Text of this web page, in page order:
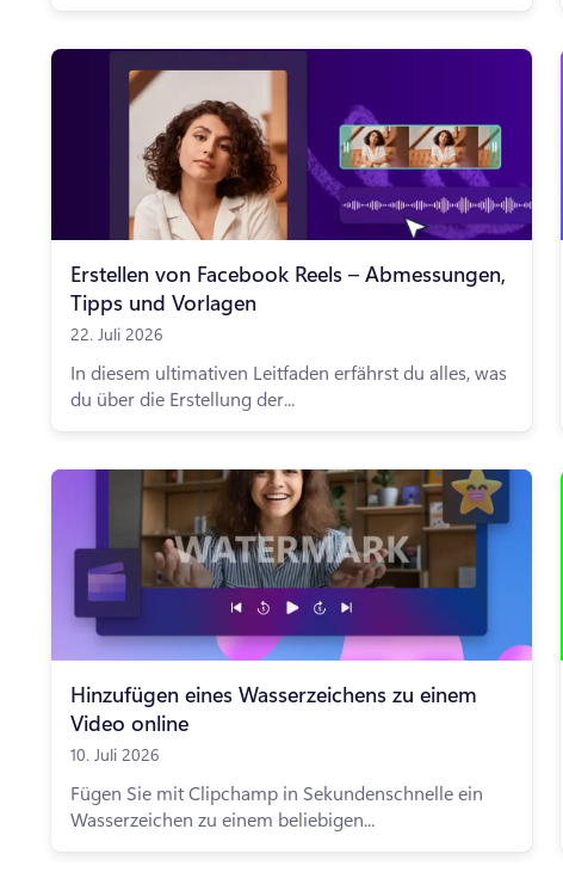
Erstellen von Facebook Reels – Abmessungen,
Tipps und Vorlagen
22. Juli 2026
In diesem ultimativen Leitfaden erfährst du alles, was
du über die Erstellung der...
Hinzufügen eines Wasserzeichens zu einem
Video online
10. Juli 2026
Fügen Sie mit Clipchamp in Sekundenschnelle ein
Wasserzeichen zu einem beliebigen...